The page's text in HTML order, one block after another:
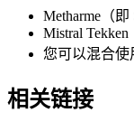
Metharme（即
Mistral Tekken
您可以混合使
相关链接